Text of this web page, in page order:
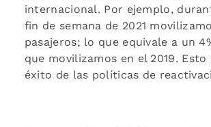
internacional. Por ejemplo,
fin de semana de 2021
pasajeros; lo que equivale a un
que movilizamos en el 2019. Esto
éxito de las políticas de